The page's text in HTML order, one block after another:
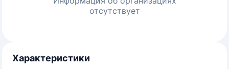
отсутствует
Характеристики